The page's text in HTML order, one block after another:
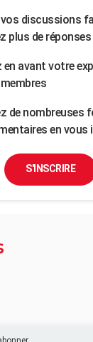
vos discussions
plus de réponses
avant votre
de nombreuses
en vous
S'INSCRIRE